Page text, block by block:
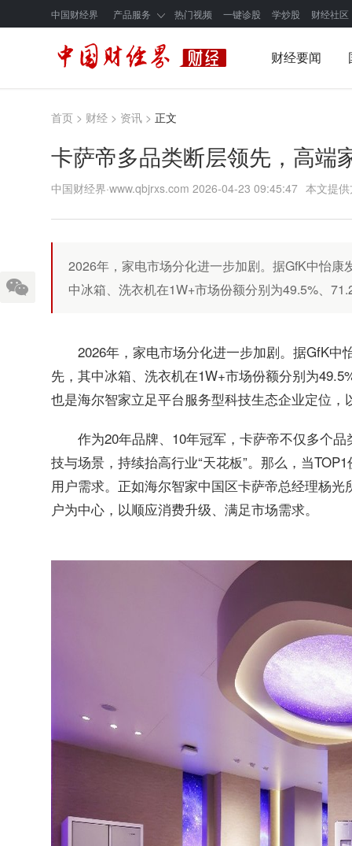
中国财经界 产品服务 热门视频 一键诊股 学炒股 财经社区
财经要闻
首页 > 财经 > 资讯 > 正文
卡萨帝多品类断层领先，高端
中国财经界·www.qbjrxs.com 2026-04-23 09:45:47 本文提
2026年，家电市场分化进一步加剧。据GfK中怡
中冰箱、洗衣机在1W+市场份额分别为49.5%、
2026年，家电市场分化进一步加剧。据GfK
先，其中冰箱、洗衣机在1W+市场份额分别为
也是海尔智家立足平台服务型科技生态企业定位
作为20年品牌、10年冠军，卡萨帝不仅多个
技与场景，持续抬高行业“天花板”。那么，当
用户需求。正如海尔智家中国区卡萨帝总经理杨
户为中心，以顺应消费升级、满足市场需求。